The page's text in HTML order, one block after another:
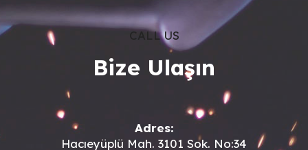
CALL US
Bize Ulaşın
Adres:
Hacıeyüplü Mah. 3101 Sok. No:34